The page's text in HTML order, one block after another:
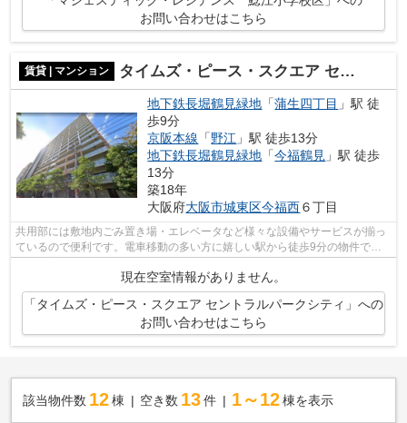
お問い合わせはこちら
賃貸 | マンション タイムズ・ピース・スクエア セントラルパークシティ
地下鉄長堀鶴見緑地 「蒲生四丁目 」駅 徒
歩9分
京阪本線 「野江 」駅 徒歩13分
地下鉄長堀鶴見緑地 「今福鶴見 」駅 徒歩
13分
築18年
大阪府大阪市城東区今福西６丁目
共用部には敷地内ごみ置き場・エレベータなど様々な設備やサービスが揃っ
ているので便利です。電車移動の多い方に嬉しい駅から徒歩9分の物件で
す。教育環境の整う文教地区の物件です。...
現在空室情報がありません。
「タイムズ・ピース・スクエア セントラルパークシティ」への
お問い合わせはこちら
該当物件数 12棟 空き数 13 件 1～12 棟を表示